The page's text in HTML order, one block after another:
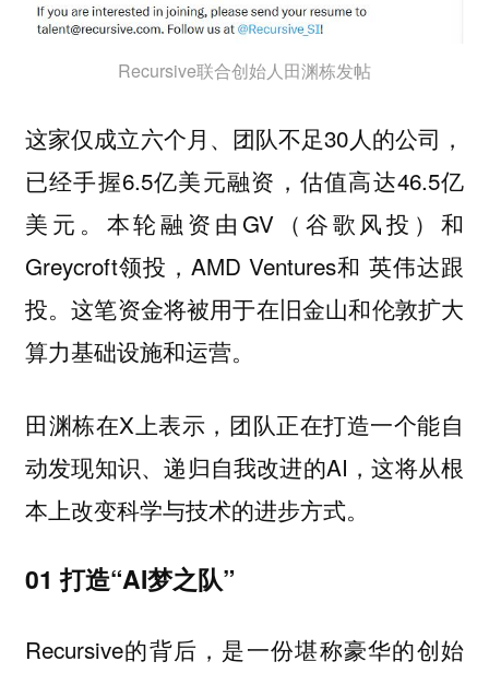
Recursive联合创始人田渊栋发帖
这家仅成立六个月、团队不足30人的公司，
已经手握6.5亿美元融资，估值高达46.5亿
美元。本轮融资由GV（谷歌风投）和
Greycroft领投，AMD Ventures和 英伟达跟
投。这笔资金将被用于在旧金山和伦敦扩大
算力基础设施和运营。
田渊栋在X上表示，团队正在打造一个能自
动发现知识、递归自我改进的AI，这将从根
本上改变科学与技术的进步方式。
01 打造“AI梦之队”
Recursive的背后，是一份堪称豪华的创始